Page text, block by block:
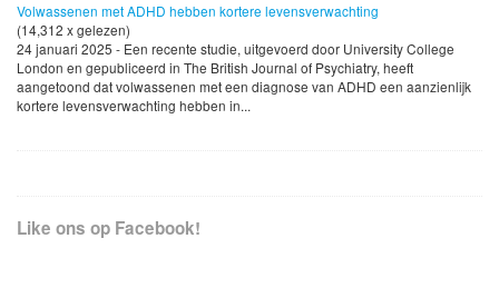
Volwassenen met ADHD hebben kortere levensverwachting
(14,312 x gelezen)
24 januari 2025 - Een recente studie, uitgevoerd door University College
London en gepubliceerd in The British Journal of Psychiatry, heeft
aangetoond dat volwassenen met een diagnose van ADHD een aanzienlijk
kortere levensverwachting hebben in...
Like ons op Facebook!